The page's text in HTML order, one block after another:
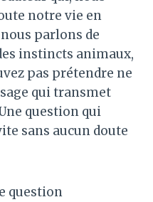
notre vie en
parlons de
instincts animaux,
pas prétendre ne
qui transmet
question qui
sans aucun doute
question